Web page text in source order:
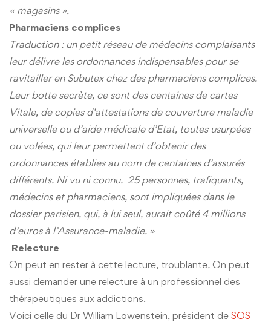
« magasins ».
Pharmaciens complices
Traduction : un petit réseau de médecins complaisants
leur délivre les ordonnances indispensables pour se
ravitailler en Subutex chez des pharmaciens complices.
Leur botte secrète, ce sont des centaines de cartes
Vitale, de copies d’attestations de couverture maladie
universelle ou d’aide médicale d’Etat, toutes usurpées
ou volées, qui leur permettent d’obtenir des
ordonnances établies au nom de centaines d’assurés
différents. Ni vu ni connu. 25 personnes, trafiquants,
médecins et pharmaciens, sont impliquées dans le
dossier parisien, qui, à lui seul, aurait coûté 4 millions
d’euros à l’Assurance-maladie. »
Relecture
On peut en rester à cette lecture, troublante. On peut
aussi demander une relecture à un professionnel des
thérapeutiques aux addictions.
Voici celle du Dr William Lowenstein, président de SOS